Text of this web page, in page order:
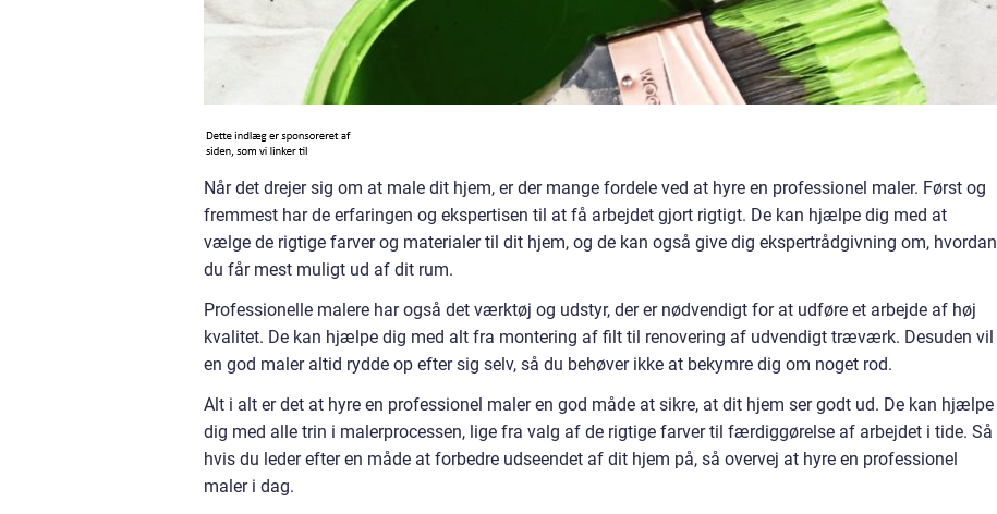
Når det drejer sig om at male dit hjem, er der mange fordele ved at hyre en professionel maler. Først og
fremmest har de erfaringen og ekspertisen til at få arbejdet gjort rigtigt. De kan hjælpe dig med at
vælge de rigtige farver og materialer til dit hjem, og de kan også give dig ekspertrådgivning om, hvordan
du får mest muligt ud af dit rum.
Professionelle malere har også det værktøj og udstyr, der er nødvendigt for at udføre et arbejde af høj
kvalitet. De kan hjælpe dig med alt fra montering af filt til renovering af udvendigt træværk. Desuden vil
en god maler altid rydde op efter sig selv, så du behøver ikke at bekymre dig om noget rod.
Alt i alt er det at hyre en professionel maler en god måde at sikre, at dit hjem ser godt ud. De kan hjælpe
dig med alle trin i malerprocessen, lige fra valg af de rigtige farver til færdiggørelse af arbejdet i tide. Så
hvis du leder efter en måde at forbedre udseendet af dit hjem på, så overvej at hyre en professionel
maler i dag.